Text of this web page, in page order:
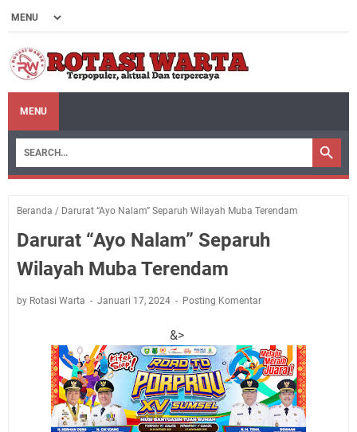
MENU
Beranda / Darurat “Ayo Nalam” Separuh Wilayah Muba Terendam
Darurat “Ayo Nalam” Separuh
Wilayah Muba Terendam
by Rotasi Warta Januari 17, 2024 Posting Komentar
&>